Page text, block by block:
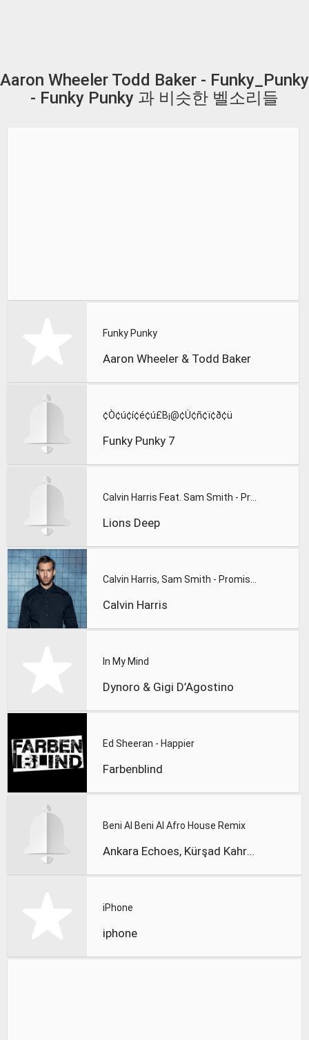
Aaron Wheeler Todd Baker - Funky_Punky
- Funky Punky 과 비슷한 벨소리들
Funky Punky
Aaron Wheeler & Todd Baker
¢Ò¢ú¢í¢é¢ú£B¡@¢Ü¢ñ¢ï¢ð¢ü
Funky Punky 7
Lions Deep
Calvin Harris
In My Mind
Dynoro & Gigi D’Agostino
Ed Sheeran - Happier
Farbenblind
Beni Al Beni Al Afro House Remix
Ankara Echoes, Kürşad Kahraman
iPhone
iphone